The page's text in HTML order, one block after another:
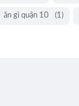
ăn gì quận 10 (1)